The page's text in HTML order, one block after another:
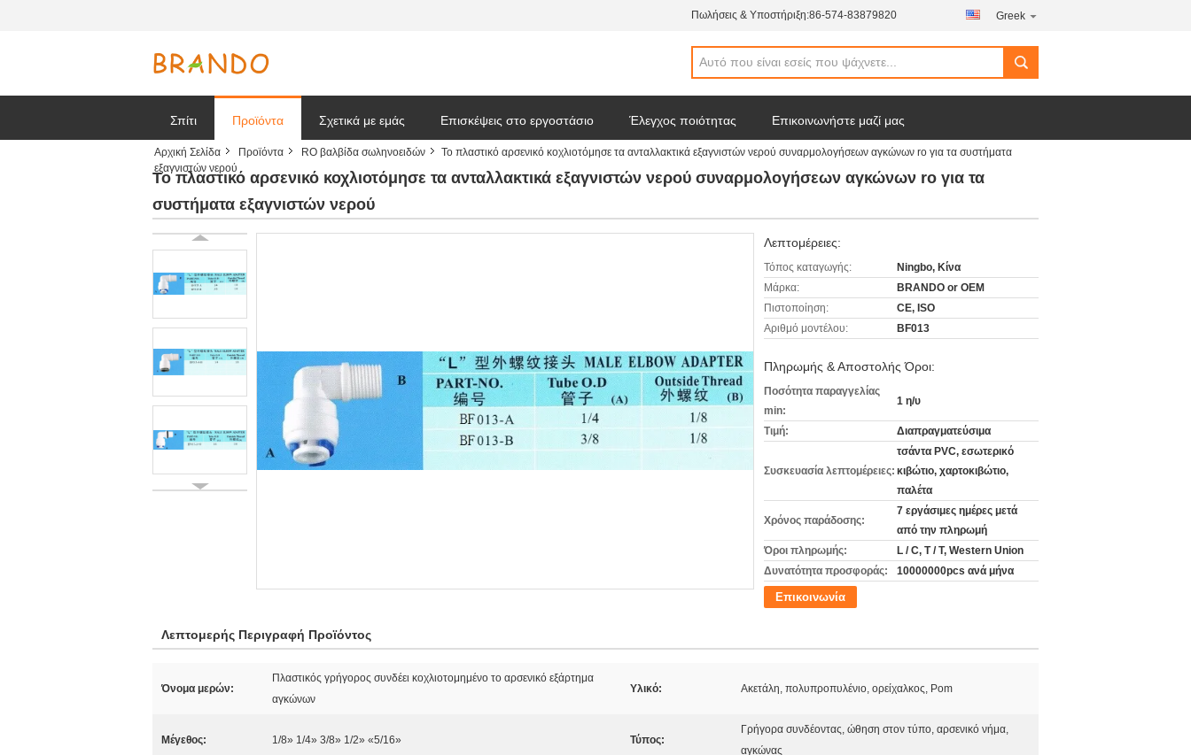
Πωλήσεις & Υποστήριξη:86-574-83879820 Greek
Σπίτι Προϊόντα Σχετικά με εμάς Επισκέψεις στο εργοστάσιο Έλεγχος ποιότητας Επικοινωνήστε μαζί μας
Ζητήστε ένα απόσπασμα Ειδήσεις επιχείρησης
Αρχική Σελίδα Προϊόντα RO βαλβίδα σωληνοειδών
Το πλαστικό αρσενικό κοχλιοτόμησε τα ανταλλακτικά εξαγνιστών νερού συναρμολογήσεων αγκώνων ro για τα συστήματα
εξαγνιστών νερού
Το πλαστικό αρσενικό κοχλιοτόμησε τα ανταλλακτικά εξαγνιστών νερού συναρμολογήσεων αγκώνων ro για τα
συστήματα εξαγνιστών νερού
Λεπτομέρειες:
Τόπος καταγωγής:
Ningbo, Κίνα
Μάρκα:
BRANDO or OEM
Πιστοποίηση:
CE, ISO
Αριθμό μοντέλου:
BF013
Πληρωμής & Αποστολής Όροι:
Ποσότητα παραγγελίας
min:
1 η/υ
Τιμή: Διαπραγματεύσιμα
Συσκευασία λεπτομέρειες:
τσάντα PVC, εσωτερικό
κιβώτιο, χαρτοκιβώτιο,
παλέτα
Χρόνος παράδοσης:
7 εργάσιμες ημέρες μετά
από την πληρωμή
Όροι πληρωμής:
L / C, T / T, Western Union
Δυνατότητα προσφοράς:
10000000pcs ανά μήνα
Επικοινωνία
Λεπτομερής Περιγραφή Προϊόντος
Όνομα μερών:
Πλαστικός γρήγορος συνδέει κοχλιοτομημένο το αρσενικό εξάρτημα
αγκώνων
Υλικό: Ακετάλη, πολυπροπυλένιο, ορείχαλκος, Pom
Μέγεθος: 1/8» 1/4» 3/8» 1/2» «5/16» Τύπος:
Γρήγορα συνδέοντας, ώθηση στον τύπο, αρσενικό νήμα,
αγκώνας